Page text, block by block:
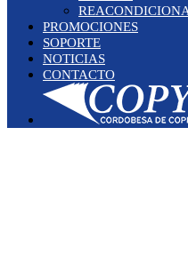
PROMOCIONES
SOPORTE
NOTICIAS
CONTACTO